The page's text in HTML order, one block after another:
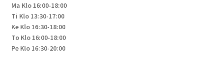
Ma Klo 16:00-18:00
Ti Klo 13:30-17:00
Ke Klo 16:30-18:00
To Klo 16:00-18:00
Pe Klo 16:30-20:00